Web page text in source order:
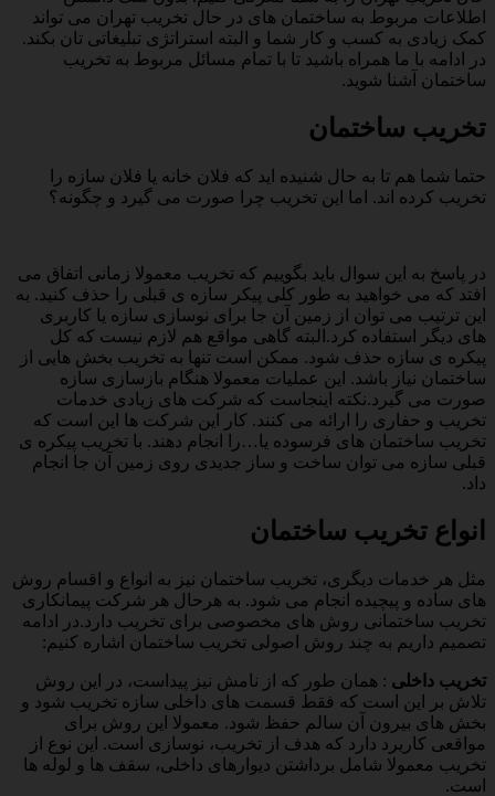
اطلاعات مربوط به ساختمان های در حال تخریب تهران می تواند
کمک زیادی به کسب و کار شما و البته استراتژی تبلیغاتی تان بکند.
در ادامه با ما همراه باشید تا با تمام مسائل مربوط به تخریب
ساختمان آشنا شوید.
تخریب ساختمان
حتما شما هم تا به حال شنیده اید که فلان خانه یا فلان سازه را
تخریب کرده اند. اما این تخریب چرا صورت می گیرد و چگونه؟
در پاسخ به این سوال باید بگوییم که تخریب معمولا زمانی اتفاق می
افتد که می خواهید به طور کلی پیکر سازه ی قبلی را حذف کنید. به
این ترتیب می توان از زمین آن جا برای نوسازی سازه یا کاربری
های دیگر استفاده کرد.البته گاهی مواقع هم لازم نیست که کل
پیکره ی سازه حذف شود. ممکن است تنها به تخریب بخش هایی از
ساختمان نیاز باشد. این عملیات معمولا هنگام بازسازی سازه
صورت می گیرد.نکته اینجاست که شرکت های زیادی خدمات
تخریب و حفاری را ارائه می کنند. کار این شرکت ها این است که
تخریب ساختمان های فرسوده یا…را انجام دهند. با تخریب پیکره ی
قبلی سازه می توان ساخت و ساز جدیدی روی زمین آن جا انجام
داد.
انواع تخریب ساختمان
مثل هر خدمات دیگری، تخریب ساختمان نیز به انواع و اقسام روش
های ساده و پیچیده انجام می شود. به هرحال هر شرکت پیمانکاری
تخریب ساختمانی روش های مخصوصی برای تخریب دارد.در ادامه
تصمیم داریم به چند روش اصولی تخریب ساختمان اشاره کنیم:
تخریب داخلی : همان طور که از نامش نیز پیداست، در این روش
تلاش بر این است که فقط قسمت های داخلی سازه تخریب شود و
بخش های بیرون آن سالم حفظ شود. معمولا این روش برای
مواقعی کاربرد دارد که هدف از تخریب، نوسازی است. این نوع از
تخریب معمولا شامل برداشتن دیوارهای داخلی، سقف ها و لوله ها
است.